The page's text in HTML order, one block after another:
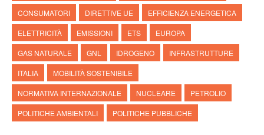
CONSUMATORI
DIRETTIVE UE
EFFICIENZA ENERGETICA
ELETTRICITÀ
EMISSIONI ETS
EUROPA
GAS NATURALE
GNL IDROGENO
INFRASTRUTTURE
ITALIA
MOBILITÀ SOSTENIBILE
NORMATIVA INTERNAZIONALE
NUCLEARE
PETROLIO
POLITICHE AMBIENTALI
POLITICHE PUBBLICHE